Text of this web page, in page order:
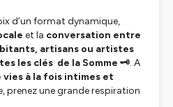
d’un format dynamique,
et la conversation entre
artisans ou artistes
les clés de la Somme 🗝. A
vies à la fois intimes et
prenez une grande respiration